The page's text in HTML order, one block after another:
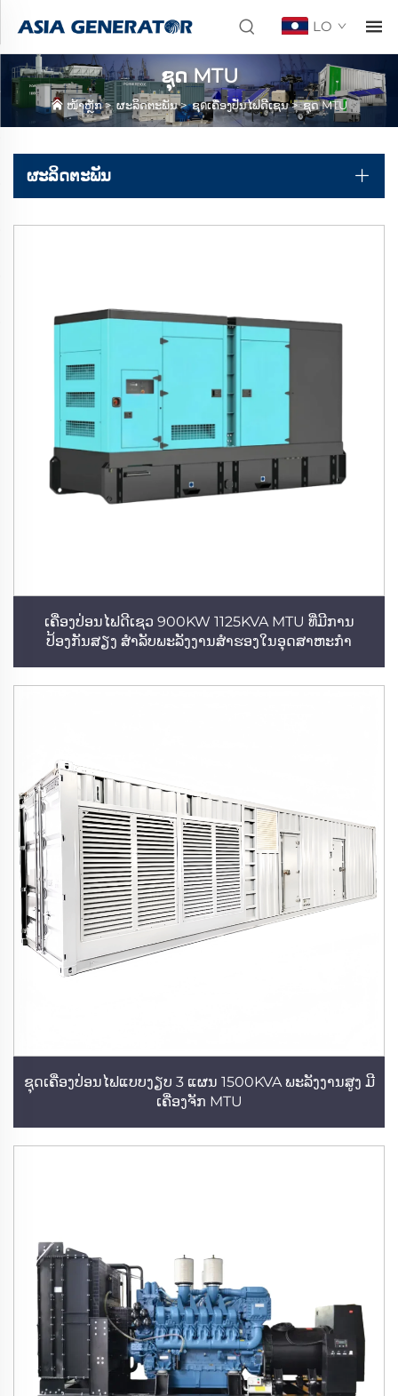
LO
ຊຸດ MTU
ໜ້າຫຼັກ>ຜະລິດຕະພັນ>ຊุดເຄື່ອງປັ່ນໄຟດີເຊນ>ຊຸດ MTU
ຜະລິດຕະພັນ
ເຄື່ອງປ່ອນໄຟດີເຊວ 900KW 1125KVA MTU ທີ່ມີການ
ປ້ອງກັນສຽງ ສຳລັບພະລັງງານສຳຮອງໃນອຸດສາຫະກຳ
ຊຸດເຄື່ອງປ່ອນໄຟແບບງຽບ 3 ແຜນ 1500KVA ພະລັງງານສູງ ມີ
ເຄື່ອງຈັກ MTU